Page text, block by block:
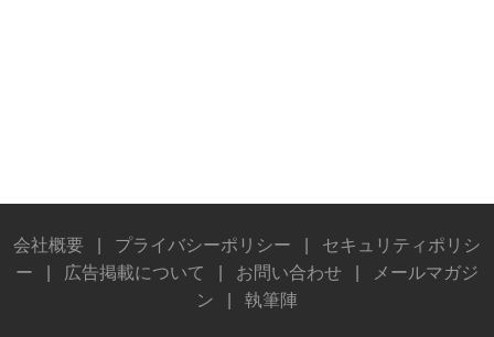
会社概要 プライバシーポリシー
セキュリティポリシ
ー
広告掲載について お問い合わせ
メールマガジ
ン
執筆陣